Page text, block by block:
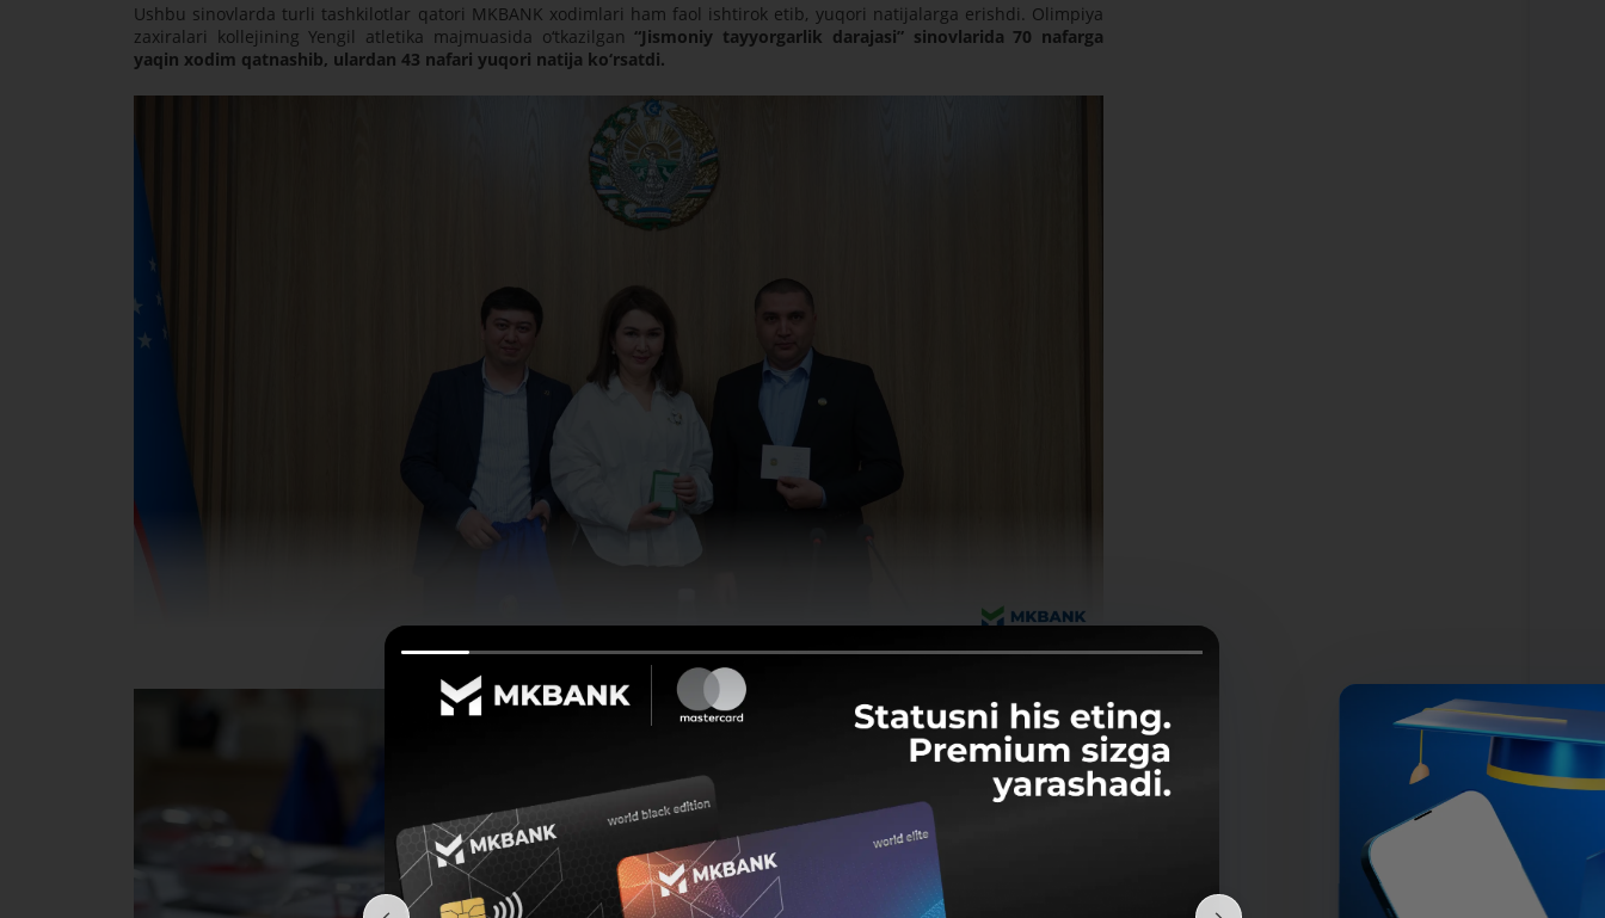
Ushbu sinovlarda turli tashkilotlar qatori MKBANK xodimlari ham faol ishtirok etib, yuqori natijalarga erishdi. Olimpiya
zaxiralari kollejining Yengil atletika majmuasida o‘tkazilgan“Jismoniy tayyorgarlik darajasi” sinovlarida 70 nafarga
yaqin xodim qatnashib, ulardan 43 nafari yuqori natija ko‘rsatdi.